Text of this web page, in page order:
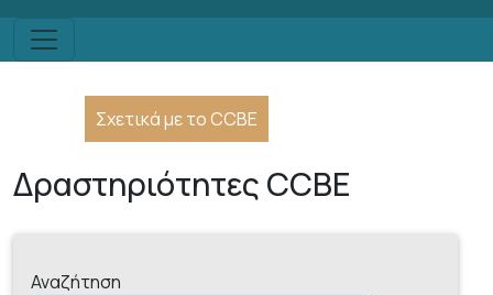
Σχετικά με το CCBE
Δραστηριότητες CCBE
Αναζήτηση